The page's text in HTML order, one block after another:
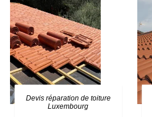
Devis réparation de toiture
Luxembourg